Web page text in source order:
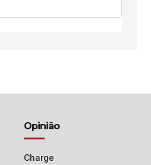
Opinião
Charge